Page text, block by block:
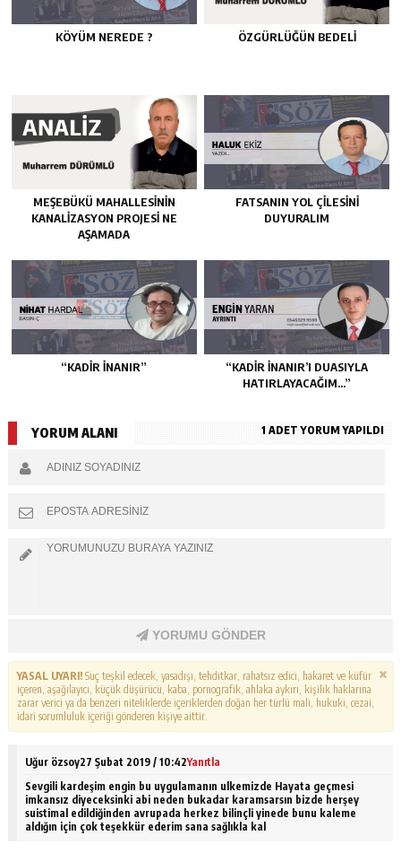
KÖYÜM NEREDE ? ÖZGÜRLÜĞÜN BEDELİ
MEŞEBÜKÜ MAHALLESİNİN
KANALİZASYON PROJESİ NE
AŞAMADA
FATSANIN YOL ÇİLESİNİ
DUYURALIM
“KADIR İNANIR”
“KADIR İNANIR’I DUASIYLA
HATIRLAYACAĞIM…”
YORUM ALANI 1 ADET YORUM YAPILDI
YORUMU GÖNDER
YASAL UYARI!Suç teşkil edecek, yasadışı, tehditkar, rahatsız edici, hakaret ve küfür
içeren, aşağılayıcı, küçük düşürücü, kaba, pornografik, ahlaka aykırı, kişilik haklarına
zarar verici ya da benzeri niteliklerde içeriklerden doğan her türlü mali, hukuki, cezai,
idari sorumluluk içeriği gönderen kişiye aittir.
Uğur özsoy27 Şubat 2019 / 10:42Yanıtla
Sevgili kardeşim engin bu uygulamanın ulkemizde Hayata geçmesi
imkansız diyeceksinki abi neden bukadar karamsarsın bizde herşey
suistimal edildiğinden avrupada herkez bilinçli yinede bunu kaleme
aldığın için çok teşekkür ederim sana sağlıkla kal